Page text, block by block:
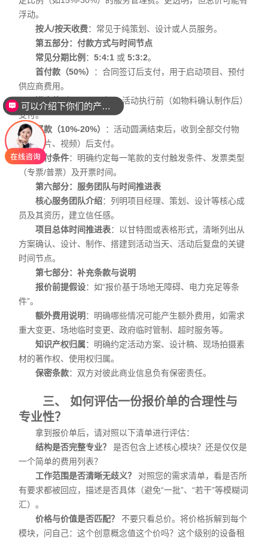
浮动。
按人/按天收费：常见于纯策划、设计或人员服务。
第五部分：付款方式与时间节点
常见分期比例 ：5:4:1 或5:3:2。
首付款（50%）
：合同签订后支付，用于启动项目、预付
供应商费用。
进度款（30%-40%）
：活动执行前（如物料确认制作后）
支付。
尾款（10%-20%）
：活动圆满结束后，收到全部交付物
（如图片、视频）后支付。
支付条件：明确约定每一笔款的支付触发条件、发票类型
（专票/普票）及开票时间。
第六部分：服务团队与时间推进表
核心服务团队介绍：列明项目经理、策划、设计等核心成
员及其资历，建立信任感。
项目总体时间推进表：以甘特图或表格形式，清晰列出从
方案确认、设计、制作、搭建到活动当天、活动后复盘的关键
时间节点。
第七部分：补充条款与说明
报价前提假设：如“报价基于场地无障碍、电力充足等条
件”。
额外费用说明 ：明确哪些情况可能产生额外费用，如需求
重大变更、场地临时变更、政府临时管制、超时服务等。
知识产权归属：明确约定活动方案、设计稿、现场拍摄素
材的著作权、使用权归属。
保密条款：双方对彼此商业信息负有保密责任。
三、 如何评估一份报价单的合理性与
专业性？
拿到报价单后，请对照以下清单进行评估：
结构是否完整专业？
是否包含上述核心模块？还是仅仅是
一个简单的费用列表？
工作范围是否清晰无歧义？
对照您的需求清单，看是否所
有要求都被回应，描述是否具体（避免“一批”、“若干”等模糊词
汇）。
价格与价值是否匹配？
不要只看总价。将价格拆解到每个
模块，问自己：这个创意概念值这个价吗？这个级别的设备租
可以介绍下你们的产品么？
你们是怎么收费的呢？